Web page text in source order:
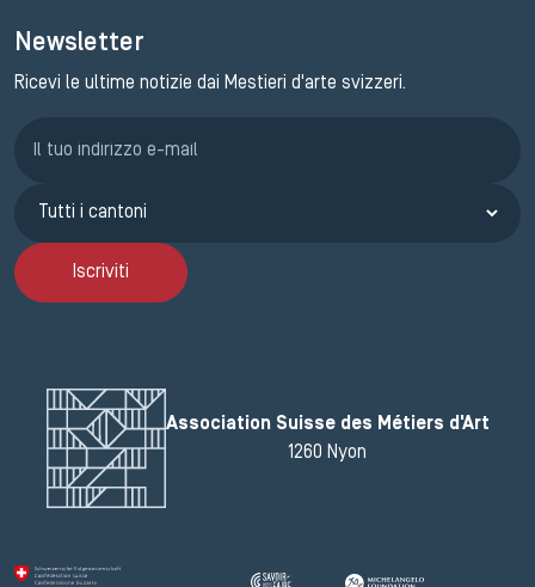
Newsletter
Ricevi le ultime notizie dai Mestieri d'arte svizzeri.
Iscriviti
Association Suisse des Métiers d'Art
1260 Nyon